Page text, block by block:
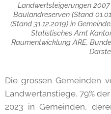
Landwertsteigerungen 2007
Baulandreserven (Stand
(Stand 31.12.2019) in
Statistisches Amt
Raumentwicklung ARE,
Die grossen Gemeinden
Landwertanstiege. 79%
2023 in Gemeinden,